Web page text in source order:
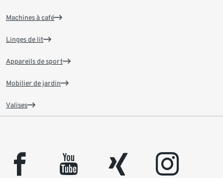
Machines à café
Linges de lit
Appareils de sport
Mobilier de jardin
Valises
facebook youtube xing instagram